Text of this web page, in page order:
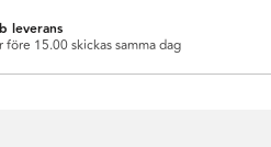
leverans
före 15.00 skickas samma dag